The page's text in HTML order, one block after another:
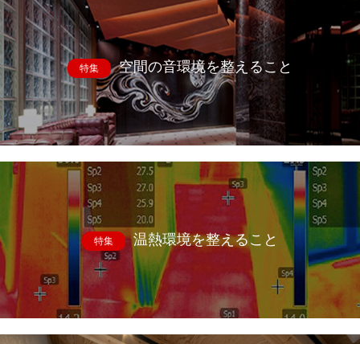
特集 空間の音環境を整えること
特集 温熱環境を整えること